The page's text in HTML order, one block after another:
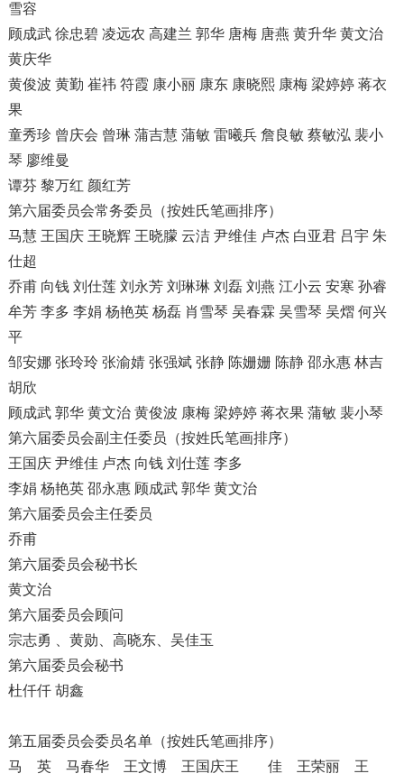
雪容
顾成武 徐忠碧 凌远农 高建兰 郭华 唐梅 唐燕 黄升华 黄文治
黄庆华
黄俊波 黄勤 崔祎 符霞 康小丽 康东 康晓熙 康梅 梁婷婷 蒋衣
果
童秀珍 曾庆会 曾琳 蒲吉慧 蒲敏 雷曦兵 詹良敏 蔡敏泓 裴小
琴 廖维曼
谭芬 黎万红 颜红芳
第六届委员会常务委员（按姓氏笔画排序）
马慧 王国庆 王晓辉 王晓朦 云洁 尹维佳 卢杰 白亚君 吕宇 朱
仕超
乔甫 向钱 刘仕莲 刘永芳 刘琳琳 刘磊 刘燕 江小云 安寒 孙睿
牟芳 李多 李娟 杨艳英 杨磊 肖雪琴 吴春霖 吴雪琴 吴熠 何兴
平
邹安娜 张玲玲 张渝婧 张强斌 张静 陈姗姗 陈静 邵永惠 林吉
胡欣
顾成武 郭华 黄文治 黄俊波 康梅 梁婷婷 蒋衣果 蒲敏 裴小琴
第六届委员会副主任委员（按姓氏笔画排序）
王国庆 尹维佳 卢杰 向钱 刘仕莲 李多
李娟 杨艳英 邵永惠 顾成武 郭华 黄文治
第六届委员会主任委员
乔甫
第六届委员会秘书长
黄文治
第六届委员会顾问
宗志勇 、黄勋、高晓东、吴佳玉
第六届委员会秘书
杜仟仟 胡鑫
第五届委员会委员名单（按姓氏笔画排序）
马 英 马春华 王文博 王国庆王 佳 王荣丽 王